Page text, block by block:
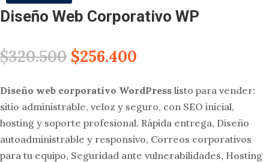
Diseño Web Corporativo WP
$320.500 El
original
era:
$320.500.
$256.400
actual
es:
$256.400.
Diseño web corporativo WordPress listo para vender:
sitio administrable, veloz y seguro, con SEO inicial,
hosting y soporte profesional. Rápida entrega, Diseño
autoadministrable y responsivo, Correos corporativos
para tu equipo, Seguridad ante vulnerabilidades, Hosting